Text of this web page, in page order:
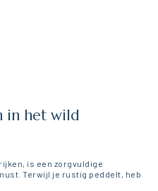
in het wild
is een zorgvuldige
Terwijl je rustig peddelt, heb